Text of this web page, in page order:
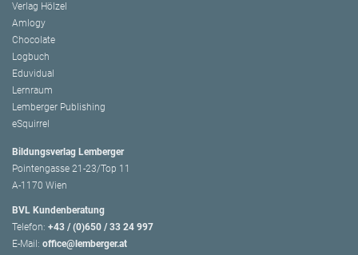
Verlag Hölzel
Amlogy
Chocolate
Logbuch
Eduvidual
Lernraum
Lemberger Publishing
eSquirrel
Bildungsverlag Lemberger
Pointengasse 21-23/Top 11
A-1170 Wien
BVL Kundenberatung
Telefon: +43 / (0)650 / 33 24 997
E-Mail: office@lemberger.at